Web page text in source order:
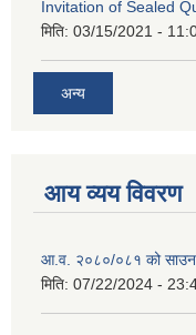
Invitation of Sealed
मिति: 03/15/2021 -
अन्य
आय व्यय विवरण
आ.व. २०८०/०८१ को साउन
मिति: 07/22/2024 -